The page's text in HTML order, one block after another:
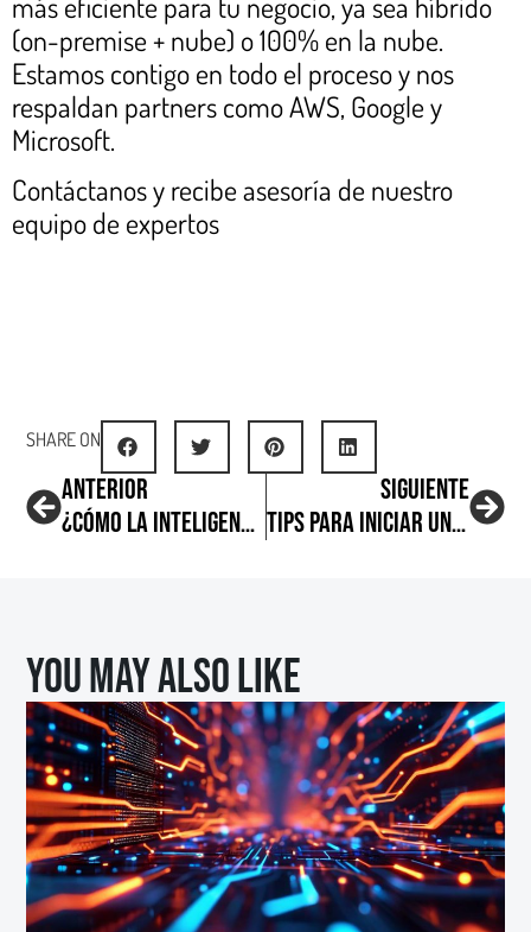
(on-premise + nube) o 100% en la nube.
Estamos contigo en todo el proceso y nos
respaldan partners como AWS, Google y
Microsoft.
Contáctanos y recibe asesoría de nuestro
equipo de expertos
SHARE ON
ANTERIOR
¿Cómo la Inteligencia Artificial ayuda a mejorar en Business Analytics?
SIGUIENTE
Tips para iniciar una migración a la nube de AWS
You may also like